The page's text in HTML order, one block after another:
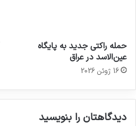
حمله راکتی جدید به پایگاه
عین‌الاسد در عراق
16 ژوئن 2026
دیدگاهتان را بنویسید